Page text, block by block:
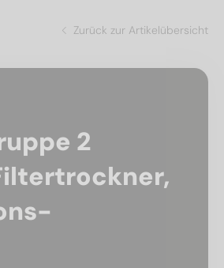
Zurück zur Artikelübersicht
2